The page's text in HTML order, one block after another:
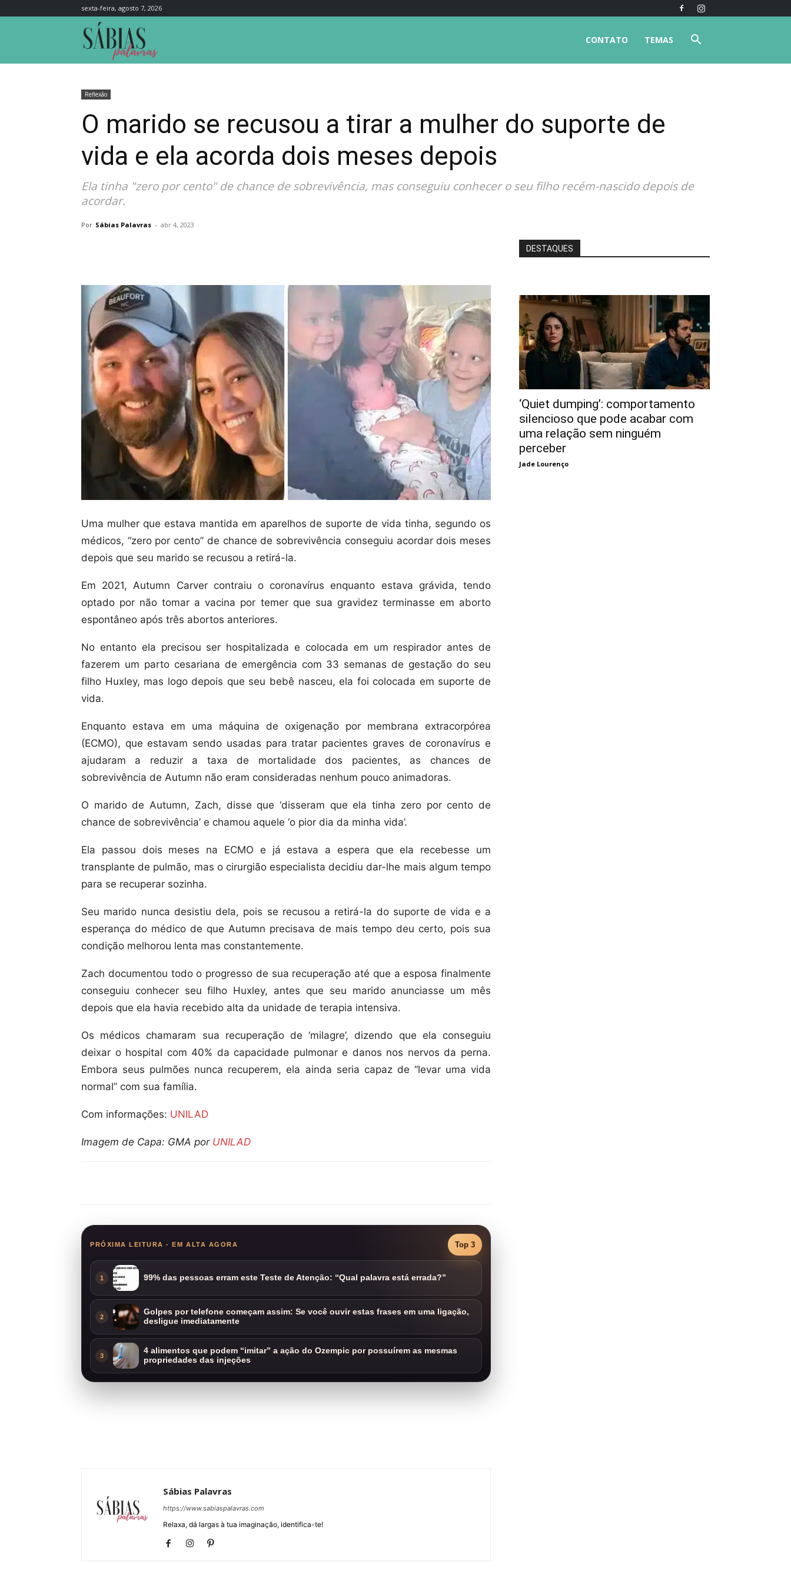
sexta-feira, agosto 7, 2026
TEMAS
CONTATO
Reflexão
O marido se recusou a tirar a mulher do suporte de
vida e ela acorda dois meses depois
Ela tinha "zero por cento" de chance de sobrevivência, mas conseguiu conhecer o seu filho recém-nascido depois de
acordar.
Por Sábias Palavras - abr 4, 2023
Uma mulher que estava mantida em aparelhos de suporte de vida tinha, segundo os
médicos, “zero por cento” de chance de sobrevivência conseguiu acordar dois meses
depois que seu marido se recusou a retirá-la.
Em 2021, Autumn Carver contraiu o coronavírus enquanto estava grávida, tendo
optado por não tomar a vacina por temer que sua gravidez terminasse em aborto
espontâneo após três abortos anteriores.
No entanto ela precisou ser hospitalizada e colocada em um respirador antes de
fazerem um parto cesariana de emergência com 33 semanas de gestação do seu
filho Huxley, mas logo depois que seu bebê nasceu, ela foi colocada em suporte de
vida.
Enquanto estava em uma máquina de oxigenação por membrana extracorpórea
(ECMO), que estavam sendo usadas para tratar pacientes graves de coronavírus e
ajudaram a reduzir a taxa de mortalidade dos pacientes, as chances de
sobrevivência de Autumn não eram consideradas nenhum pouco animadoras.
O marido de Autumn, Zach, disse que ‘disseram que ela tinha zero por cento de
chance de sobrevivência’ e chamou aquele ‘o pior dia da minha vida’.
Ela passou dois meses na ECMO e já estava a espera que ela recebesse um
transplante de pulmão, mas o cirurgião especialista decidiu dar-lhe mais algum tempo
para se recuperar sozinha.
Seu marido nunca desistiu dela, pois se recusou a retirá-la do suporte de vida e a
esperança do médico de que Autumn precisava de mais tempo deu certo, pois sua
condição melhorou lenta mas constantemente.
Zach documentou todo o progresso de sua recuperação até que a esposa finalmente
conseguiu conhecer seu filho Huxley, antes que seu marido anunciasse um mês
depois que ela havia recebido alta da unidade de terapia intensiva.
Os médicos chamaram sua recuperação de ‘milagre’, dizendo que ela conseguiu
deixar o hospital com 40% da capacidade pulmonar e danos nos nervos da perna.
Embora seus pulmões nunca recuperem, ela ainda seria capaz de “levar uma vida
normal” com sua família.
Com informações: UNILAD
Imagem de Capa: GMA por UNILAD
PRÓXIMA LEITURA - EM ALTA AGORA Top 3
1 99% das pessoas erram este Teste de Atenção: “Qual palavra está errada?”
2
Golpes por telefone começam assim: Se você ouvir estas frases em uma ligação,
desligue imediatamente
3
4 alimentos que podem “imitar” a ação do Ozempic por possuírem as mesmas
propriedades das injeções
Sábias Palavras
https://www.sabiaspalavras.com
Relaxa, dá largas à tua imaginação, identifica-te!
DESTAQUES
‘Quiet dumping’: comportamento
silencioso que pode acabar com
uma relação sem ninguém
perceber
Jade Lourenço